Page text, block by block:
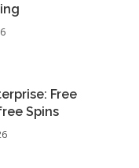
Free
Spins